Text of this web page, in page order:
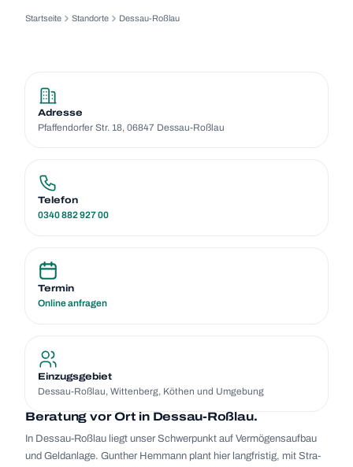
Startseite Standorte Dessau-Roßlau
Adresse
Pfaf­fen­dor­fer Str. 18, 06847 Des­sau-Roß­lau
Tele­fon
0340 882 927 00
Ter­min
Online anfra­gen
Ein­zugs­ge­biet
Des­sau-Roß­lau, Wit­ten­berg, Köthen und Umge­bung
Bera­tung vor Ort in Des­sau-Roß­lau.
In Des­sau-Roß­lau liegt unser Schwer­punkt auf Ver­mö­gens­auf­bau
und Geld­an­lage. Gun­ther Hem­mann plant hier lang­fris­tig, mit Stra­